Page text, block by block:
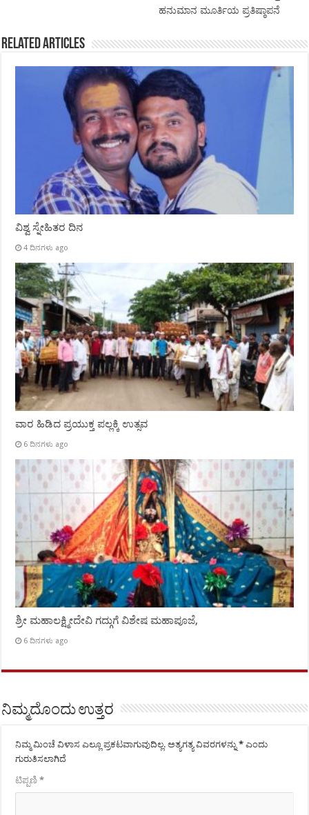
ಹನುಮಾನ ಮೂರ್ತಿಯ ಪ್ರತಿಷ್ಠಾಪನೆ
Related Articles
ವಿಶ್ವ ಸ್ನೇಹಿತರ ದಿನ
4 ದಿನಗಳು ago
ವಾರ ಹಿಡಿದ ಪ್ರಯುಕ್ತ ಪಲ್ಲಕ್ಕಿ ಉತ್ಸವ
6 ದಿನಗಳು ago
ಶ್ರೀ ಮಹಾಲಕ್ಷ್ಮೀದೇವಿ ಗದ್ಗುಗೆ ವಿಶೇಷ ಮಹಾಪೂಜೆ,
6 ದಿನಗಳು ago
ನಿಮ್ಮದೊಂದು ಉತ್ತರ
ನಿಮ್ಮ ಮಿಂಚೆ ವಿಳಾಸ ಎಲ್ಲೂ ಪ್ರಕಟವಾಗುವುದಿಲ್ಲ. ಅತ್ಯಗತ್ಯ ವಿವರಗಳನ್ನು* ಎಂದು
ಗುರುತಿಸಲಾಗಿದೆ
ಟಿಪ್ಪಣಿ*